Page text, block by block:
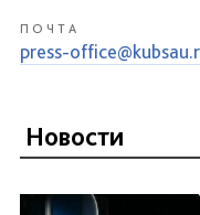
ПОЧТА
press-
Новости